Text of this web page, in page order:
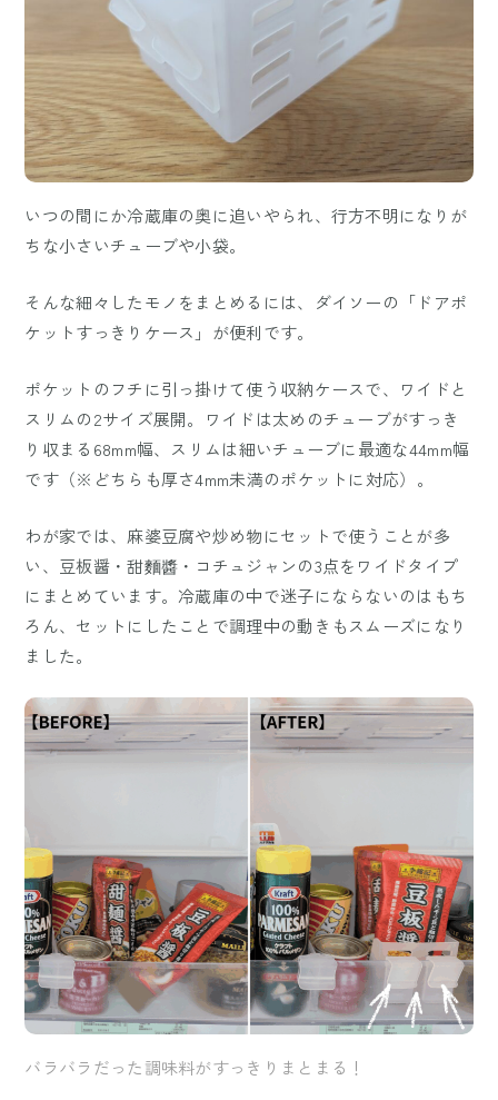
いつの間にか冷蔵庫の奥に追いやられ、行方不明になりが
ちな小さいチューブや小袋。
そんな細々したモノをまとめるには、ダイソーの「ドアポ
ケットすっきりケース」が便利です。
ポケットのフチに引っ掛けて使う収納ケースで、ワイドと
スリムの2サイズ展開。ワイドは太めのチューブがすっき
り収まる68mm幅、スリムは細いチューブに最適な44mm幅
です（※どちらも厚さ4mm未満のポケットに対応）。
わが家では、麻婆豆腐や炒め物にセットで使うことが多
い、豆板醤・甜麵醬・コチュジャンの3点をワイドタイプ
にまとめています。冷蔵庫の中で迷子にならないのはもち
ろん、セットにしたことで調理中の動きもスムーズになり
ました。
バラバラだった調味料がすっきりまとまる！